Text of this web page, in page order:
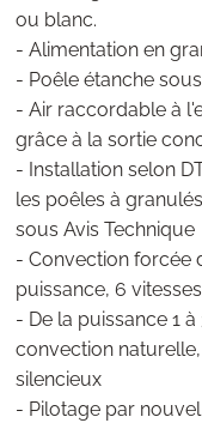
ou blanc.
- Alimentation en
- Poêle étanche
- Air raccordable à
grâce à la sortie
- Installation selon
les poêles à
sous Avis Technique
- Convection forcée
puissance, 6
- De la puissance 1
convection
silencieux
- Pilotage par